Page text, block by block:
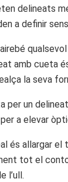
delineats
a definir
amb cueta
la seva
per un
a elevar
és allargar
tot el
l’ull.